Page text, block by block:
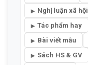
Nghị luận xã hội
Tác phẩm hay
Bài viết mẫu
Sách HS & GV